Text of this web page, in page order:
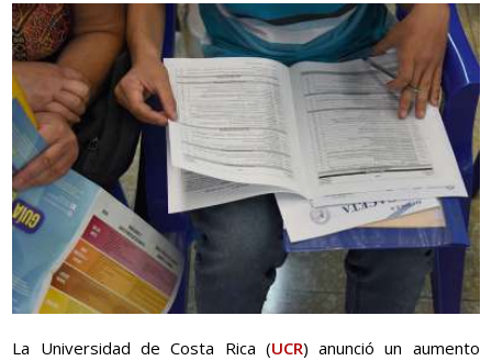
La Universidad de Costa Rica (UCR) anunció un aumento